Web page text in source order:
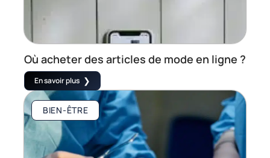
Où acheter des articles de mode en ligne ?
En savoir plus
BIEN-ÊTRE